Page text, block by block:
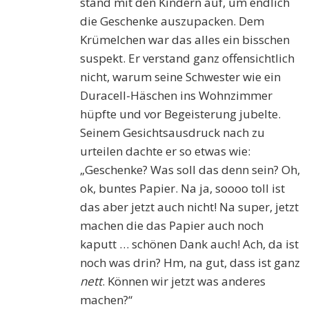
die Geschenke auszupacken. Dem
Krümelchen war das alles ein bisschen
suspekt. Er verstand ganz offensichtlich
nicht, warum seine Schwester wie ein
Duracell-Häschen ins Wohnzimmer
hüpfte und vor Begeisterung jubelte.
Seinem Gesichtsausdruck nach zu
urteilen dachte er so etwas wie:
„Geschenke? Was soll das denn sein? Oh,
ok, buntes Papier. Na ja, soooo toll ist
das aber jetzt auch nicht! Na super, jetzt
machen die das Papier auch noch
kaputt … schönen Dank auch! Ach, da ist
noch was drin? Hm, na gut, dass ist ganz
nett. Können wir jetzt was anderes
machen?“